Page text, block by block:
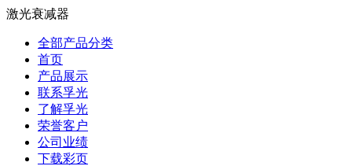
激光衰减器
全部产品分类
首页
产品展示
联系孚光
了解孚光
荣誉客户
公司业绩
下载彩页